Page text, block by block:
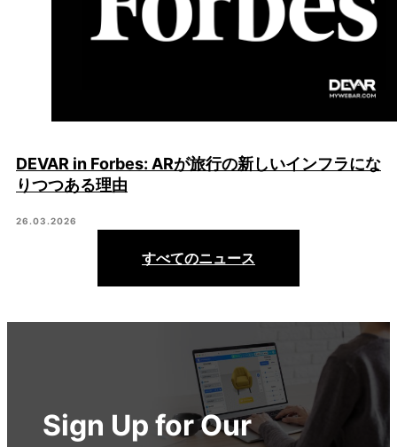
DEVAR in Forbes: ARが旅行の新しいインフラにな
りつつある理由
26.03.2026
すべてのニュース
Sign Up for Our